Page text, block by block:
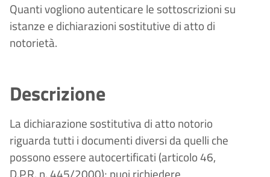
Quanti vogliono autenticare le sottoscrizioni su
istanze e dichiarazioni sostitutive di atto di
notorietà.
Descrizione
La dichiarazione sostitutiva di atto notorio
riguarda tutti i documenti diversi da quelli che
possono essere autocertificati (articolo 46,